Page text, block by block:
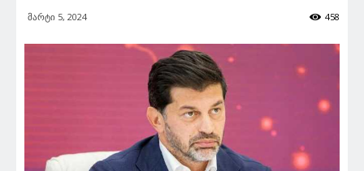
მარტი 5, 2024 458